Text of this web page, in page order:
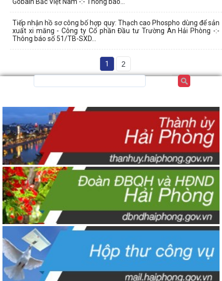
Gobain Bắc Việt Nam -:- Thông báo...
Tiếp nhận hồ sơ công bố hợp quy: Thạch cao Phospho dùng để sản
xuất xi măng - Công ty Cổ phần Đầu tư Trường An Hải Phòng -:-
Thông báo số 51/TB-SXD...
1 2